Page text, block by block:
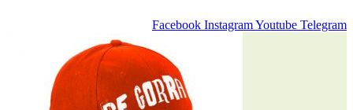
Facebook InstagramYoutube Telegram